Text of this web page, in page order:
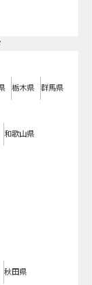
栃木県 群馬県
和歌山県
秋田県